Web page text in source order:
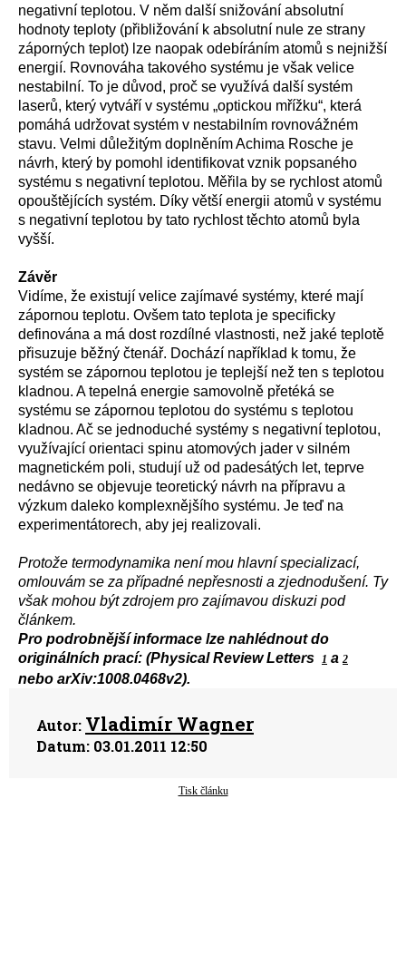
negativní teplotou. V něm další snižování absolutní
hodnoty teploty (přibližování k absolutní nule ze strany
záporných teplot) lze naopak odebíráním atomů s nejnižší
energií. Rovnováha takového systému je však velice
nestabilní. To je důvod, proč se využívá další systém
laserů, který vytváří v systému „optickou mřížku“, která
pomáhá udržovat systém v nestabilním rovnovážném
stavu. Velmi důležitým doplněním Achima Rosche je
návrh, který by pomohl identifikovat vznik popsaného
systému s negativní teplotou. Měřila by se rychlost atomů
opouštějících systém. Díky větší energii atomů v systému
s negativní teplotou by tato rychlost těchto atomů byla
vyšší.
Závěr
Vidíme, že existují velice zajímavé systémy, které mají
zápornou teplotu. Ovšem tato teplota je specificky
definována a má dost rozdílné vlastnosti, než jaké teplotě
přisuzuje běžný čtenář. Dochází například k tomu, že
systém se zápornou teplotou je teplejší než ten s teplotou
kladnou. A tepelná energie samovolně přetéká se
systému se zápornou teplotou do systému s teplotou
kladnou. Ač se jednoduché systémy s negativní teplotou,
využívající orientaci spinu atomových jader v silném
magnetickém poli, studují už od padesátých let, teprve
nedávno se objevuje teoretický návrh na přípravu a
výzkum daleko komplexnějšího systému. Je teď na
experimentátorech, aby jej realizovali.
Protože termodynamika není mou hlavní specializací,
omlouvám se za případné nepřesnosti a zjednodušení. Ty
však mohou být zdrojem pro zajímavou diskuzi pod
článkem.
Pro podrobnější informace lze nahlédnout do
originálních prací: (Physical Review Letters 1 a 2
nebo arXiv:1008.0468v2).
Autor: Vladimír Wagner
Datum: 03.01.2011 12:50
Tisk článku